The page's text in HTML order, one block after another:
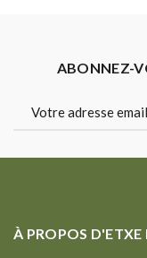
ABONNEZ-
À PROPOS D'ETXE